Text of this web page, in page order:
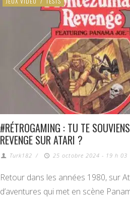
#RÉTROGAMING : TU TE
REVENGE SUR ATARI ?
Turk182 / 25 octobre 2024 - 19 h 03
Retour dans les années 1980, sur
d’aventures qui met en scène